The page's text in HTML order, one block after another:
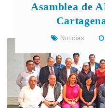
Asamblea de
Noticias